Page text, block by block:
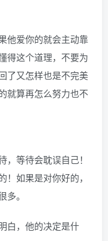
他爱你的就会主动靠
得这个道理，不要为
了又怎样也是不完美
就算再怎么努力也不
等待会耽误自己！
如果是对你好的，
。
白，他的决定是什